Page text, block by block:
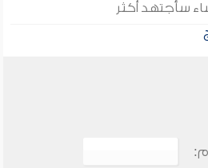
سأجتهد أكثر